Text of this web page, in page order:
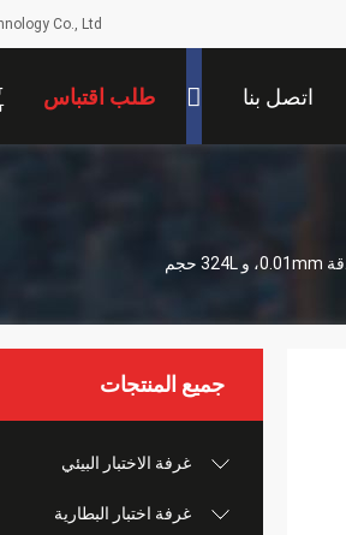
Co., Ltd
اتصل بنا طلب اقتباس
جميع المنتجات
غرفة الاختبار البيئي
غرفة اختبار البطارية